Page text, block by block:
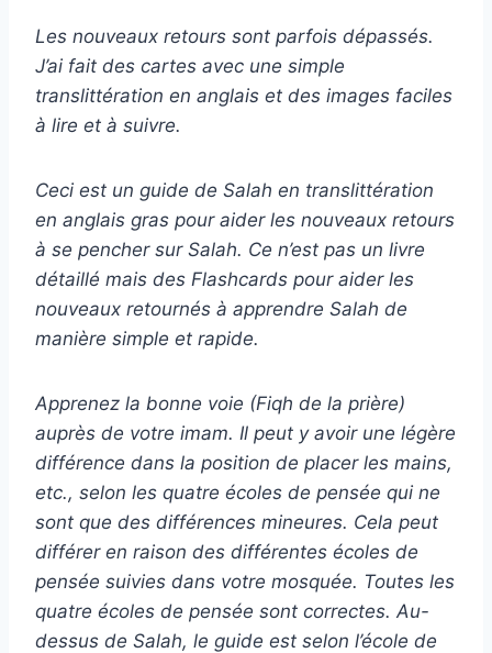
Les nouveaux retours sont parfois dépassés.
J’ai fait des cartes avec une simple
translittération en anglais et des images faciles
à lire et à suivre.
Ceci est un guide de Salah en translittération
en anglais gras pour aider les nouveaux retours
à se pencher sur Salah. Ce n’est pas un livre
détaillé mais des Flashcards pour aider les
nouveaux retournés à apprendre Salah de
manière simple et rapide.
Apprenez la bonne voie (Fiqh de la prière)
auprès de votre imam. Il peut y avoir une légère
différence dans la position de placer les mains,
etc., selon les quatre écoles de pensée qui ne
sont que des différences mineures. Cela peut
différer en raison des différentes écoles de
pensée suivies dans votre mosquée. Toutes les
quatre écoles de pensée sont correctes. Au-
dessus de Salah, le guide est selon l’école de